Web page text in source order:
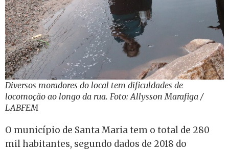
Diversos moradores do local tem dificuldades de
locomoção ao longo da rua. Foto: Allysson Marafiga /
LABFEM
O município de Santa Maria tem o total de 280
mil habitantes, segundo dados de 2018 do